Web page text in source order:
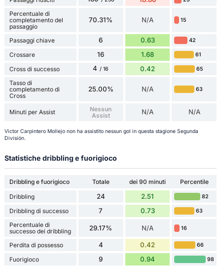
Percentuale di
completamento del
passaggio
70.31% N/A 15
Passaggi chiave 6 0.63 42
Crossare 16 1.68 61
Cross di successo 4 / 16 0.42 65
Tasso di
completamento di
Cross
25.00% N/A 63
Minuti per Assist
Nessun
Assist
N/A N/A
Victor Carpintero Mollejo non ha assistito nessun gol in questa stagione Segunda
División.
Statistiche dribbling e fuorigioco
Dribbling e fuorigioco Totale dei 90 minuti
Percentile
Dribbling
24 2.51 82
Dribbling di successo 7 0.73 63
Percentuale di
successo dei dribbling
29.17% N/A 16
Perdita di possesso 4 0.42 66
Fuorigioco 9 0.94 98